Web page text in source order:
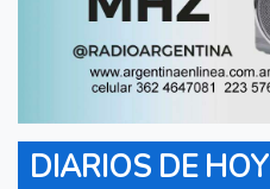
DIARIOS DE HOY